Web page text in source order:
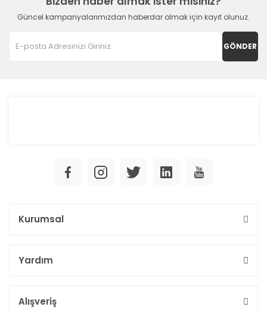
Güncel kampanyalarımızdan haberdar olmak için kayıt olunuz.
GÖNDER
Kurumsal
Yardım
Alışveriş